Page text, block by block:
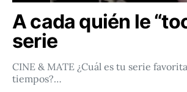
A cada quién le
serie
CINE & MATE ¿Cuál es tu serie
tiempos?…